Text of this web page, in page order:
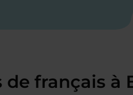
de français à